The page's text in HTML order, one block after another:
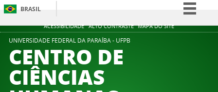
ACESSIBILIDADE ALTO CONTRASTE MAPA DO SITE
BRASIL
Simplifique!
UNIVERSIDADE FEDERAL DA PARAÍBA - UFPB
CENTRO DE
CIÊNCIAS